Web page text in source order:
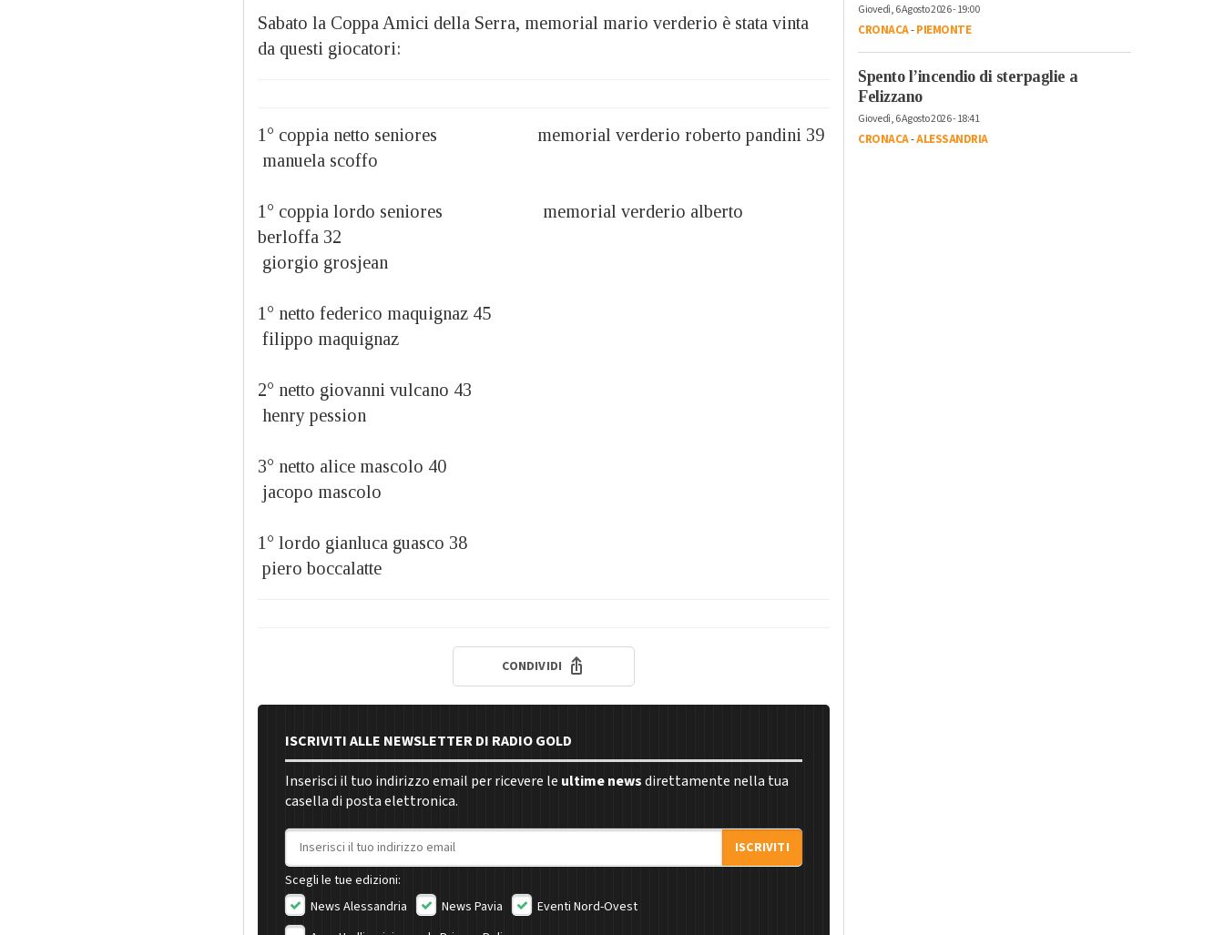
Sabato la Coppa Amici della Serra, memorial mario verderio è stata vinta
da questi giocatori:
1° coppia netto seniores memorial verderio roberto pandini 39
manuela scoffo
1° coppia lordo seniores memorial verderio alberto
berloffa 32
giorgio grosjean
1° netto federico maquignaz 45
filippo maquignaz
2° netto giovanni vulcano 43
henry pession
3° netto alice mascolo 40
jacopo mascolo
1° lordo gianluca guasco 38
piero boccalatte
CONDIVIDI
ISCRIVITI ALLE NEWSLETTER DI RADIO GOLD
Inserisci il tuo indirizzo email per ricevere le ultime newsdirettamente nella tua
casella di posta elettronica.
Indirizzo email
ISCRIVITI
Scegli le tue edizioni:
News Alessandria
News Pavia
Eventi Nord-Ovest
Giovedì, 6 Agosto 2026 - 19:00
CRONACA-PIEMONTE
Spento l’incendio di sterpaglie a
Felizzano
Giovedì, 6 Agosto 2026 - 18:41
CRONACA-ALESSANDRIA